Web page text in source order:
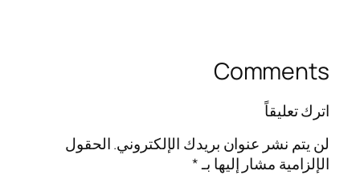
Comments
اترك تعليقاً
لن يتم نشر عنوان بريدك الإلكتروني.الحقول
الإلزامية مشار إليها بـ*